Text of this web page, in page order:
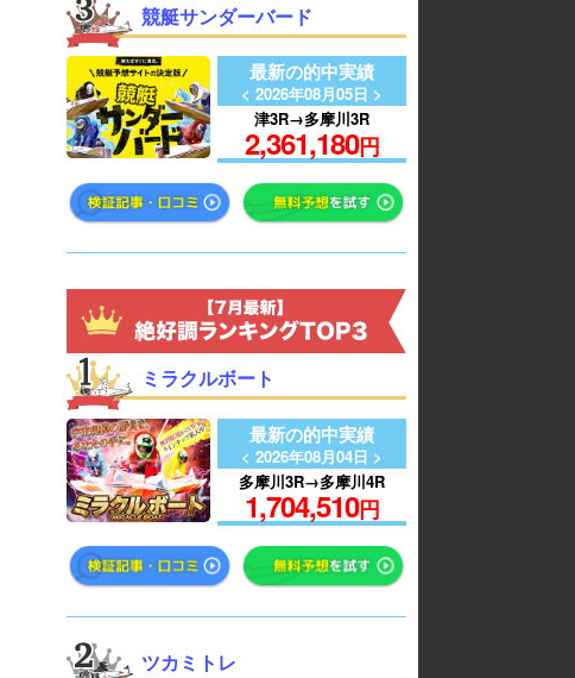
競艇サンダーバード
最新の的中実績
< 2026年08月05日 >
津3R→多摩川3R
2,361,180円
ミラクルボート
最新の的中実績
< 2026年08月04日 >
多摩川3R→多摩川4R
1,704,510円
ツカミトレ